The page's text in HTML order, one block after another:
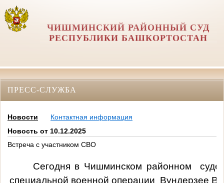
ЧИШМИНСКИЙ РАЙОННЫЙ СУД
РЕСПУБЛИКИ БАШКОРТОСТАН
ПРЕСС-СЛУЖБА
Новости
Контактная информация
Новость от 10.12.2025
Встреча с участником СВО
Сегодня в Чишминском районном суде
специальной военной операции Вундерзее